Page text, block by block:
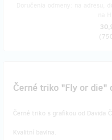
(
Černé triko "Fly or die"
Černé triko s grafikou od Davida
Kvalitní bavlna.